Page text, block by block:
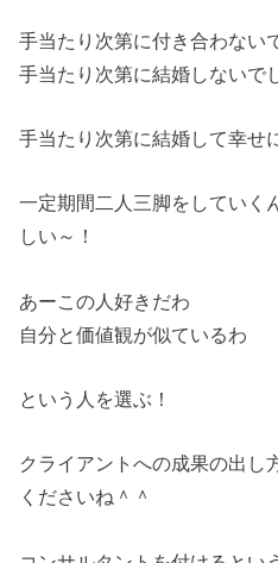
手当たり次第に付き合わない
手当たり次第に結婚しないで
手当たり次第に結婚して幸せ
一定期間二人三脚をしていく
しい～！
あーこの人好きだわ
自分と価値観が似ているわ
という人を選ぶ！
クライアントへの成果の出し
くださいね＾＾